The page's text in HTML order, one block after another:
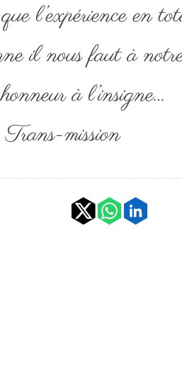
l’expérience en
il nous faut à
à l’insigne…
Trans-mission